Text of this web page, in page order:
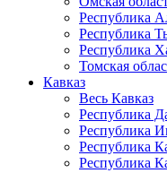
Республика
Республика
Республика
Томская
Кавказ
Весь Кавказ
Республика
Республика
Республика
Республика